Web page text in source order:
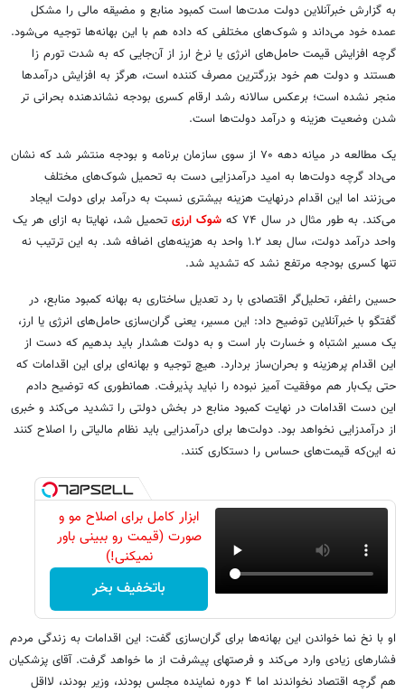
به گزارش خبرآنلاین دولت مدت‌ها است کمبود منابع و مضیقه مالی را مشکل
عمده خود می‌داند و شوک‌های مختلفی که داده هم با این بهانه‌ها توجیه می‌شود.
گرچه افزایش قیمت حامل‌های انرژی یا نرخ ارز از آن‌جایی که به شدت تورم زا
هستند و دولت هم خود بزرگترین مصرف کننده است، هرگز به افزایش درآمدها
منجر نشده است؛ برعکس سالانه رشد ارقام کسری بودجه نشاندهنده بحرانی تر
شدن وضعیت هزینه و درآمد دولت‌ها است.
یک مطالعه در میانه دهه ۷۰ از سوی سازمان برنامه و بودجه منتشر شد که نشان
می‌داد گرچه دولت‌ها به امید درآمدزایی دست به تحمیل شوک‌های مختلف
می‌زنند اما این اقدام درنهایت هزینه بیشتری نسبت به درآمد برای دولت ایجاد
می‌کند. به طور مثال در سال ۷۴ که
شوک ارزی تحمیل شد، نهایتا به ازای هر یک
واحد درآمد دولت، سال بعد ۱.۲ واحد به هزینه‌های اضافه شد. به این ترتیب نه
تنها کسری بودجه مرتفع نشد که تشدید شد.
حسین راغفر، تحلیل‌گر اقتصادی با رد تعدیل ساختاری به بهانه کمبود منابع، در
گفتگو با خبرآنلاین توضیح داد: این مسیر، یعنی گران‌سازی حامل‌های انرژی یا ارز،
یک مسیر اشتباه و خسارت بار است و به دولت هشدار باید بدهیم که دست از
این اقدام پرهزینه و بحران‌ساز بردارد. هیچ توجیه و بهانه‌ای برای این اقدامات که
حتی یک‌بار هم موفقیت آمیز نبوده را نباید پذیرفت. همانطوری که توضیح دادم
این دست اقدامات در نهایت کمبود منابع در بخش دولتی را تشدید می‌کند و خبری
از درآمدزایی نخواهد بود. دولت‌ها برای درآمدزایی باید نظام مالیاتی را اصلاح کنند
نه این‌که قیمت‌های حساس را دستکاری کنند.
ابزار کامل برای اصلاح مو و
صورت (قیمت رو ببینی باور
نمیکنی!)
باتخفیف بخر
او با نخ نما خواندن این بهانه‌ها برای گران‌سازی گفت: این اقدامات به زندگی مردم
فشارهای زیادی وارد می‌کند و فرصتهای پیشرفت از ما خواهد گرفت. آقای پزشکیان
هم گرچه اقتصاد نخواندند اما ۴ دوره نماینده مجلس بودند، وزیر بودند، لااقل